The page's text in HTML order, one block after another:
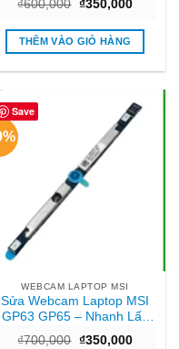
₫600,000 Giá
là:
₫600,000.
₫350,000Giá
tại
THÊM VÀO GIỎ HÀNG
Save
WEBCAM LAPTOP MSI
Sửa Webcam Laptop MSI
GP63 GP65 – Nhanh Lấy
Liền TPHCM Giá Tốt
₫700,000 Giá
₫350,000Giá